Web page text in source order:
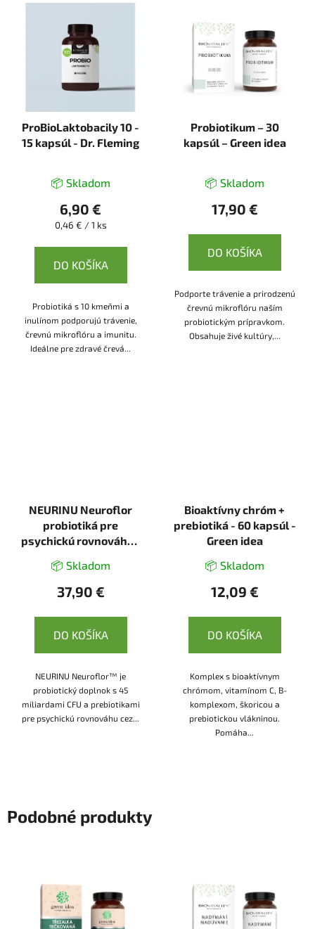
ProBioLaktobacily 10 -
15 kapsúl - Dr. Fleming
📦 Skladom
6,90 €
Jednotková
0,46 € / 1 ks
DO KOŠÍKA
Probiotiká s 10 kmeňmi a
inulínom podporujú trávenie,
črevnú mikroflóru a imunitu.
Ideálne pre zdravé črevá...
Probiotikum – 30
kapsúl – Green idea
📦 Skladom
17,90 €
DO KOŠÍKA
Podporte trávenie a prirodzenú
črevnú mikroflóru naším
probiotickým prípravkom.
Obsahuje živé kultúry,...
NEURINU Neuroflor
probiotiká pre
psychickú rovnováhu -
📦 Skladom
37,90 €
DO KOŠÍKA
NEURINU Neuroflor™ je
probiotický doplnok s 45
miliardami CFU a prebiotikami
pre psychickú rovnováhu cez...
Bioaktívny chróm +
prebiotiká - 60 kapsúl -
Green idea
📦 Skladom
12,09 €
DO KOŠÍKA
Komplex s bioaktívnym
chrómom, vitamínom C, B-
komplexom, škoricou a
prebiotickou vlákninou.
Pomáha...
Podobné produkty